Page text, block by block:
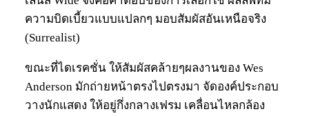
ความบิดเบี้ยวแบบแปลกๆ มอบสัมผัสอันเหนือจริง
(Surrealist)
ขณะที่ไดเรคชั่น ให้สัมผัสคล้ายๆผลงานของ Wes
Anderson มักถ่ายหน้าตรงไปตรงมา จัดองค์ประกอบ
วางนักแสดง ให้อยู่กึ่งกลางเฟรม เคลื่อนไหลกล้อง